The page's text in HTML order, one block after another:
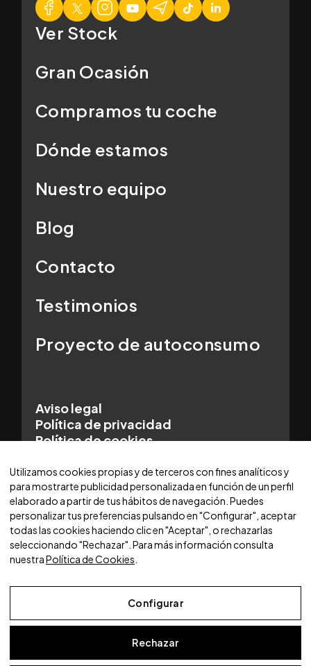
Ver Stock
Gran Ocasión
Compramos tu coche
Dónde estamos
Nuestro equipo
Blog
Contacto
Testimonios
Proyecto de autoconsumo
Aviso legal
Política de privacidad
Política de cookies
Utilizamos cookies propias y de terceros con fines analíticos y
para mostrarte publicidad personalizada en función de un perfil
elaborado a partir de tus hábitos de navegación. Puedes
personalizar tus preferencias pulsando en "Configurar", aceptar
todas las cookies haciendo clic en "Aceptar", o rechazarlas
seleccionando "Rechazar". Para más información consulta
nuestraPolítica de Cookies
Configurar
Rechazar